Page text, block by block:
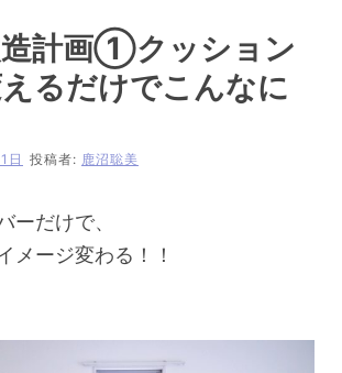
造計画①クッション
るだけでこんなに
日 投稿者: 鹿沼聡美
ーだけで、
メージ変わる！！